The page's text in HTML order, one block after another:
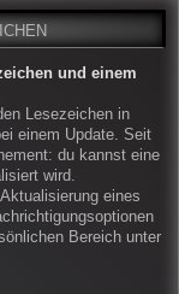
und einem
Lesezeichen in
einem Update. Seit
du kannst eine
wird.
eines
Bereich unter